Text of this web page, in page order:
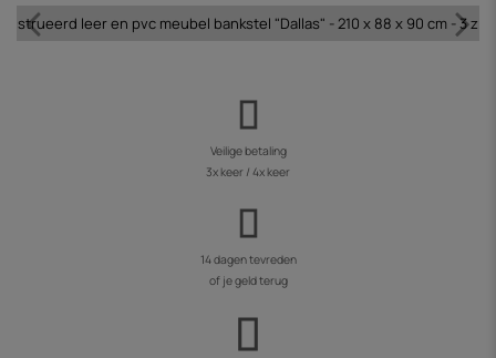
leer en pvc meubel bankstel "Dallas" - 210 x 88 x 90 cm - 3
Veilige betaling
3x keer / 4x keer
14 dagen tevreden
of je geld terug